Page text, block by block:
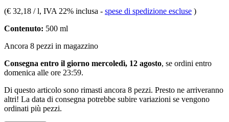
(€ 32,18 / l, IVA 22% inclusa - spese di spedizione escluse )
Contenuto: 500 ml
Ancora 8 pezzi in magazzino
Consegna entro il giorno mercoledì, 12 agosto, se ordini entro
domenica alle ore 23:59.
Di questo articolo sono rimasti ancora 8 pezzi. Presto ne arriveranno
altri! La data di consegna potrebbe subire variazioni se vengono
ordinati più pezzi.